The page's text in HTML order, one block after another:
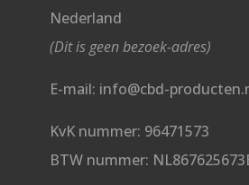
Nederland
(Dit is geen bezoek-adres)
E-mail: info@cbd-
KvK nummer: 96471573
BTW nummer: